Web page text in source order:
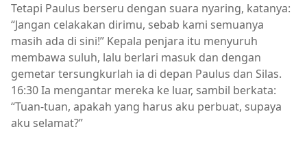
Tetapi Paulus berseru dengan suara nyaring, katanya:
“Jangan celakakan dirimu, sebab kami semuanya
masih ada di sini!” Kepala penjara itu menyuruh
membawa suluh, lalu berlari masuk dan dengan
gemetar tersungkurlah ia di depan Paulus dan Silas.
16:30 Ia mengantar mereka ke luar, sambil berkata:
“Tuan-tuan, apakah yang harus aku perbuat, supaya
aku selamat?”